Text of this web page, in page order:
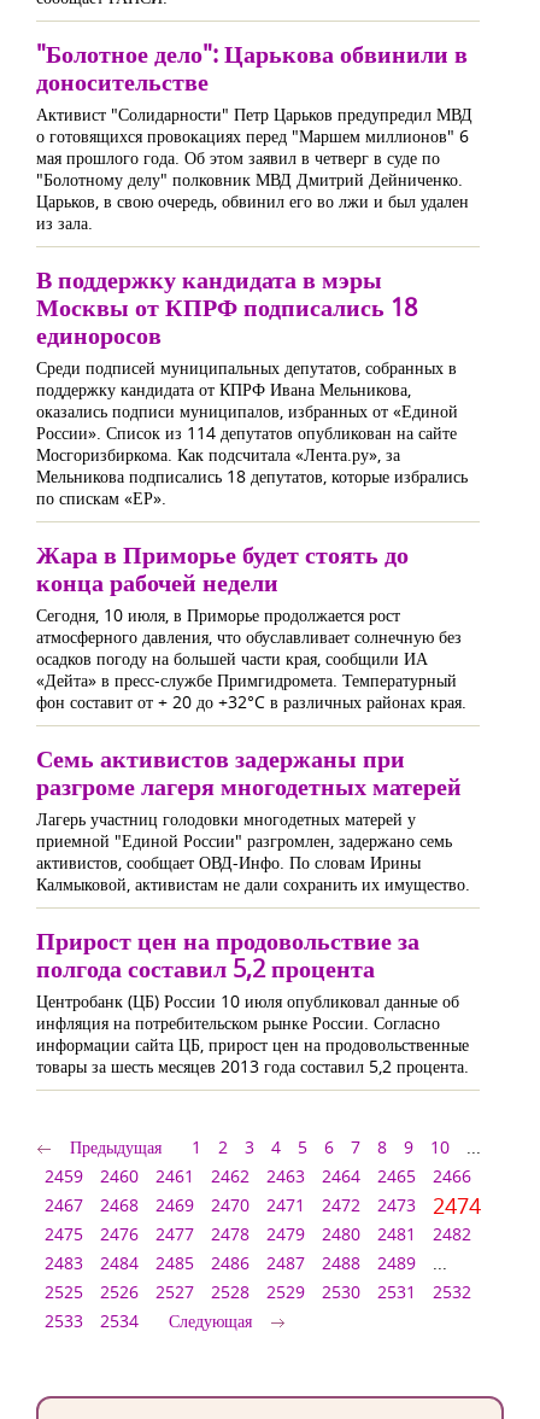
"Болотное дело": Царькова обвинили в
доносительстве
Активист "Солидарности" Петр Царьков предупредил МВД
о готовящихся провокациях перед "Маршем миллионов" 6
мая прошлого года. Об этом заявил в четверг в суде по
"Болотному делу" полковник МВД Дмитрий Дейниченко.
Царьков, в свою очередь, обвинил его во лжи и был удален
из зала.
В поддержку кандидата в мэры
Москвы от КПРФ подписались 18
единоросов
Среди подписей муниципальных депутатов, собранных в
поддержку кандидата от КПРФ Ивана Мельникова,
оказались подписи муниципалов, избранных от «Единой
России». Список из 114 депутатов опубликован на сайте
Мосгоризбиркома. Как подсчитала «Лента.ру», за
Мельникова подписались 18 депутатов, которые избрались
по спискам «ЕР».
Жара в Приморье будет стоять до
конца рабочей недели
Сегодня, 10 июля, в Приморье продолжается рост
атмосферного давления, что обуславливает солнечную без
осадков погоду на большей части края, сообщили ИА
«Дейта» в пресс-службе Примгидромета. Температурный
фон составит от + 20 до +32°C в различных районах края.
Семь активистов задержаны при
разгроме лагеря многодетных матерей
Лагерь участниц голодовки многодетных матерей у
приемной "Единой России" разгромлен, задержано семь
активистов, сообщает ОВД-Инфо. По словам Ирины
Калмыковой, активистам не дали сохранить их имущество.
Прирост цен на продовольствие за
полгода составил 5,2 процента
Центробанк (ЦБ) России 10 июля опубликовал данные об
инфляция на потребительском рынке России. Согласно
информации сайта ЦБ, прирост цен на продовольственные
товары за шесть месяцев 2013 года составил 5,2 процента.
Предыдущая 1 2 3 4 5 6 7 8 9 10
...
2459
2460 2461 2462 2463 2464 2465
2466
2467
2468 2469 2470 2471 2472 2473 2474
2475 2476 2477 2478 2479 2480 2481
2482
2483
2484 2485 2486 2487 2488 2489
...
2525
2526 2527 2528 2529 2530 2531
2532
2533
2534 Следующая